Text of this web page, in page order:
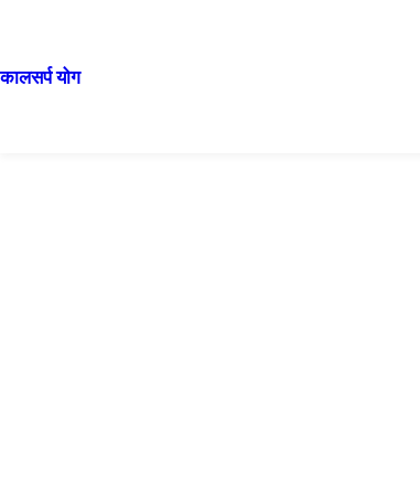
कालसर्प योग